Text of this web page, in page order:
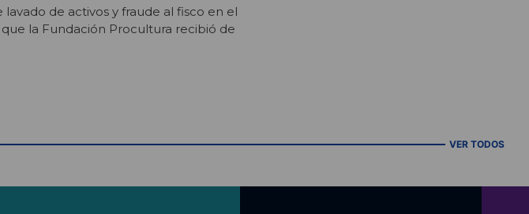
de activos y fraude al fisco en el
la Fundación Procultura recibió de
VER TODOS